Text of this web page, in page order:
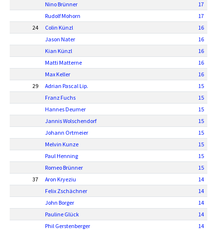
Nino Brünner
17
Rudolf Mohorn
17
24
Colin Künzl
16
Jason Nater
16
Kian Künzl
16
Matti Matterne
16
Max Keller
16
29
Adrian Pascal Lip.
15
Franz Fuchs
15
Hannes Deumer
15
Jannis Wolschendorf
15
Johann Ortmeier
15
Melvin Kunze
15
Paul Henning
15
Romeo Brünner
15
37
Aron Kryeziu
14
Felix Zschächner
14
John Borger
14
Pauline Glück
14
Phil Gerstenberger
14